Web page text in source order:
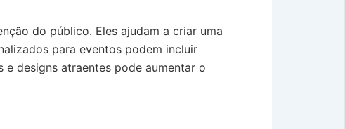
do público. Eles ajudam a criar uma
para eventos podem incluir
designs atraentes pode aumentar o